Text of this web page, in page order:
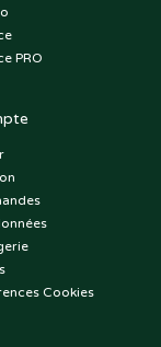
PRO
Cookies